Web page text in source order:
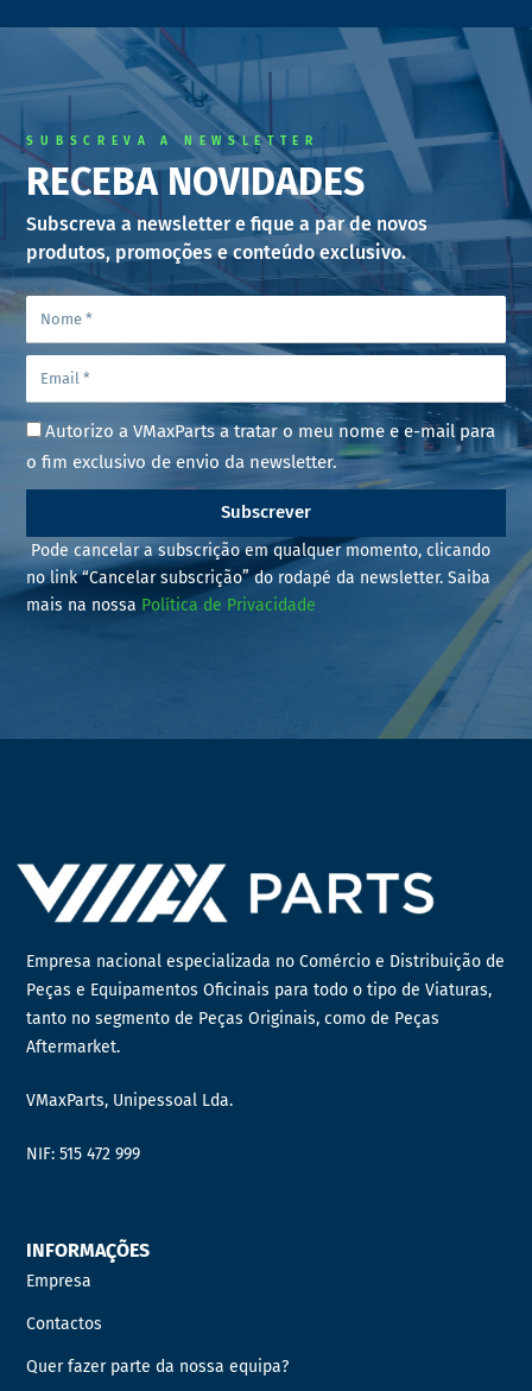
SUBSCREVA A NEWSLETTER
RECEBA NOVIDADES
Subscreva a newsletter e fique a par de novos
produtos, promoções e conteúdo exclusivo.
Autorizo a VMaxParts a tratar o meu nome e e-mail para
o fim exclusivo de envio da newsletter.
Subscrever
Pode cancelar a subscrição em qualquer momento, clicando
no link “Cancelar subscrição” do rodapé da newsletter. Saiba
mais na nossa Política de Privacidade
Empresa nacional especializada no Comércio e Distribuição de
Peças e Equipamentos Oficinais para todo o tipo de Viaturas,
tanto no segmento de Peças Originais, como de Peças
Aftermarket.
VMaxParts, Unipessoal Lda.
NIF: 515 472 999
INFORMAÇÕES
Empresa
Contactos
Quer fazer parte da nossa equipa?